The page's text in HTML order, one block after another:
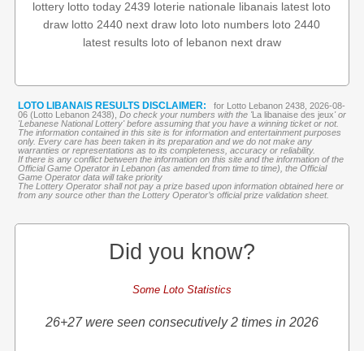
lottery lotto today 2439 loterie nationale libanais latest loto
draw lotto 2440 next draw loto loto numbers loto 2440
latest results loto of lebanon next draw
LOTO LIBANAIS RESULTS DISCLAIMER:
for Lotto Lebanon 2438, 2026-08-
06 (Lotto Lebanon 2438), Do check your numbers with the 'La libanaise des jeux' or
'Lebanese National Lottery' before assuming that you have a winning ticket or not.
The information contained in this site is for information and entertainment purposes
only. Every care has been taken in its preparation and we do not make any
warranties or representations as to its completeness, accuracy or reliability.
If there is any conflict between the information on this site and the information of the
Official Game Operator in Lebanon (as amended from time to time), the Official
Game Operator data will take priority
The Lottery Operator shall not pay a prize based upon information obtained here or
from any source other than the Lottery Operator’s official prize validation sheet.
Did you know?
Some Loto Statistics
26+27 were seen consecutively 2 times in 2026